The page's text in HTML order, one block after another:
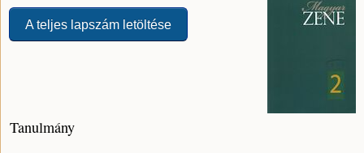
A teljes lapszám letöltése
Tanulmány